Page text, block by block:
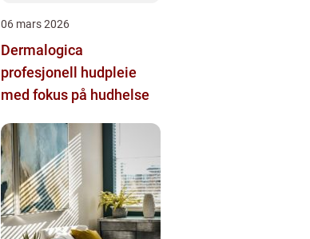
06 mars 2026
Dermalogica
profesjonell hudpleie
med fokus på hudhelse